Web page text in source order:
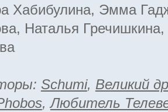
Хабибулина, Эмма
Наталья
Schumi, Великий
,Любитель